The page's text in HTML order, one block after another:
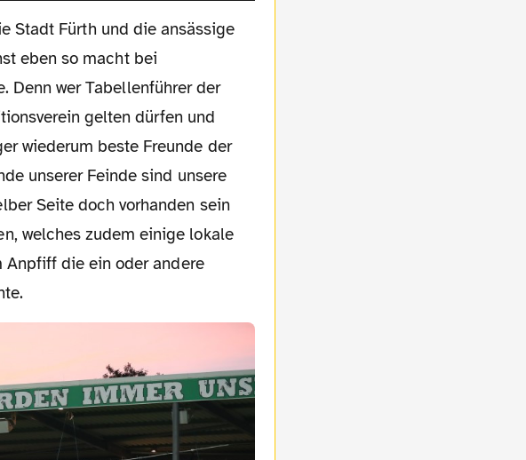
Stadt Fürth und die ansässige
eben so macht bei
Denn wer Tabellenführer der
gelten dürfen und
wiederum beste Freunde der
unserer Feinde sind unsere
Seite doch vorhanden sein
welches zudem einige lokale
Anpfiff die ein oder andere